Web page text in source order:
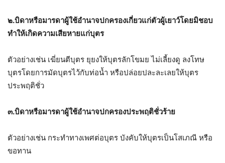
๒.บิดาหรือมารดาผู้ใช้อำนาจปกครองเกี่ยวแก่ตัวผู้เยาว์โดยมิชอบ
ทำให้เกิดความเสียหายแก่บุตร
ตัวอย่างเช่น เฆี่ยนตีบุตร ยุยงให้บุตรลักโขมย ไม่เลี้ยงดู ลงโทษ
บุตรโดยการมัดบุตรไว้กับท่อน้ำ หรือปล่อยปละละเลยให้บุตร
ประพฤติชั่ว
๓.บิดาหรือมารดาผู้ใช้อำนาจปกครองประพฤติชั่วร้าย
ตัวอย่างเช่น กระทำทางเพศต่อบุตร บังคับให้บุตรเป็นโสเภณี หรือ
ขอทาน